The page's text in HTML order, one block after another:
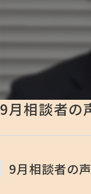
9月相談者の
9月相談者の声